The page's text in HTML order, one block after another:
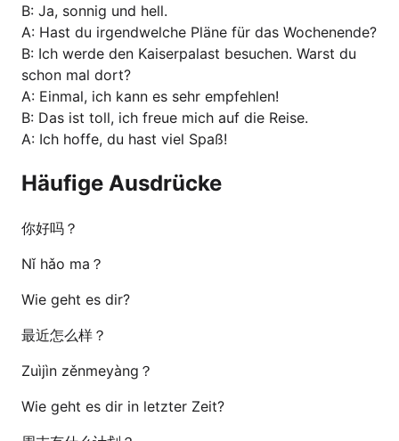
B: Ja, sonnig und hell.
A: Hast du irgendwelche Pläne für das Wochenende?
B: Ich werde den Kaiserpalast besuchen. Warst du
schon mal dort?
A: Einmal, ich kann es sehr empfehlen!
B: Das ist toll, ich freue mich auf die Reise.
A: Ich hoffe, du hast viel Spaß!
Häufige Ausdrücke
你好吗？
Nǐ hǎo ma？
Wie geht es dir?
最近怎么样？
Zuìjìn zěnmeyàng？
Wie geht es dir in letzter Zeit?